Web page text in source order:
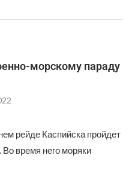
морскому параду
рейде Каспийска пройдет
время него моряки